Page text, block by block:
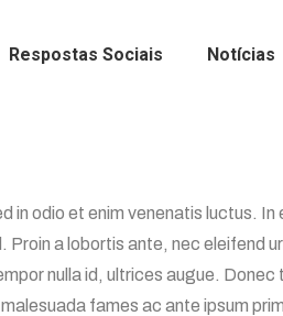
Respostas Sociais Notícias
in odio et enim venenatis luctus. In
Proin a lobortis ante, nec eleifend
nulla id, ultrices augue. Donec
fames ac ante ipsum